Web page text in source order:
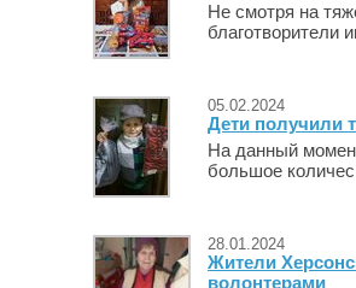
Не смотря на
благотворители
05.02.2024
Дети получили
На данный
большое
28.01.2024
Жители
волонтерами